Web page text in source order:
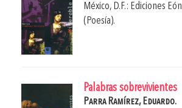
México, D.F.: Ediciones Eón
(Poesía).
Palabras sobrevivientes
Parra Ramírez, Eduardo.